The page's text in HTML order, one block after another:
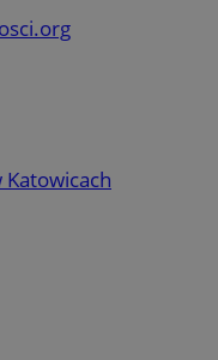
Katowicach